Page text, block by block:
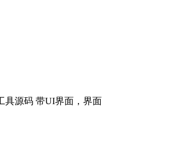
具源码 带UI界面，界面